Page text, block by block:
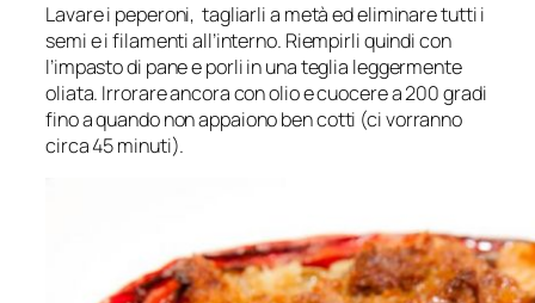
Lavare i peperoni, tagliarli a metà ed eliminare tutti i
semi e i filamenti all’interno. Riempirli quindi con
l’impasto di pane e porli in una teglia leggermente
oliata. Irrorare ancora con olio e cuocere a 200 gradi
fino a quando non appaiono ben cotti (ci vorranno
circa 45 minuti).